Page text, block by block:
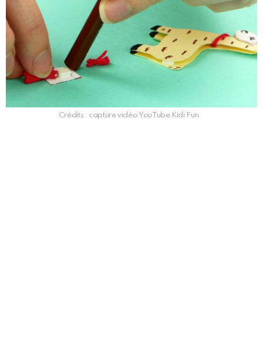
Crédits : capture vidéo YouTube Kidi Fun